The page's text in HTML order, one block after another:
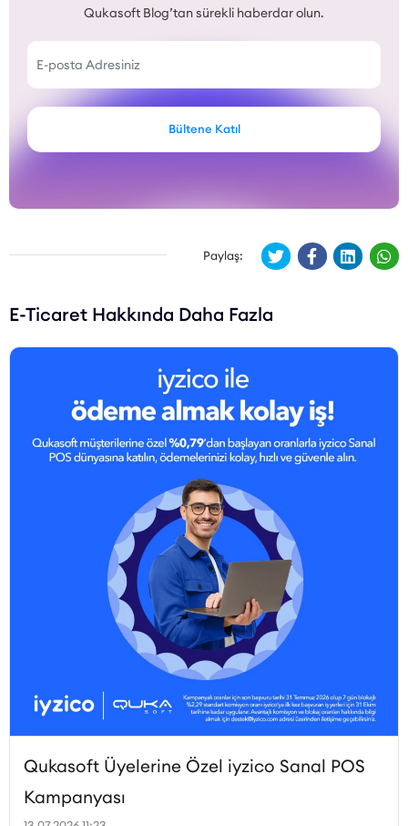
Qukasoft Blog’tan sürekli haberdar olun.
Bültene Katıl
Paylaş:
E-Ticaret Hakkında Daha Fazla
Qukasoft Üyelerine Özel iyzico Sanal POS
Kampanyası